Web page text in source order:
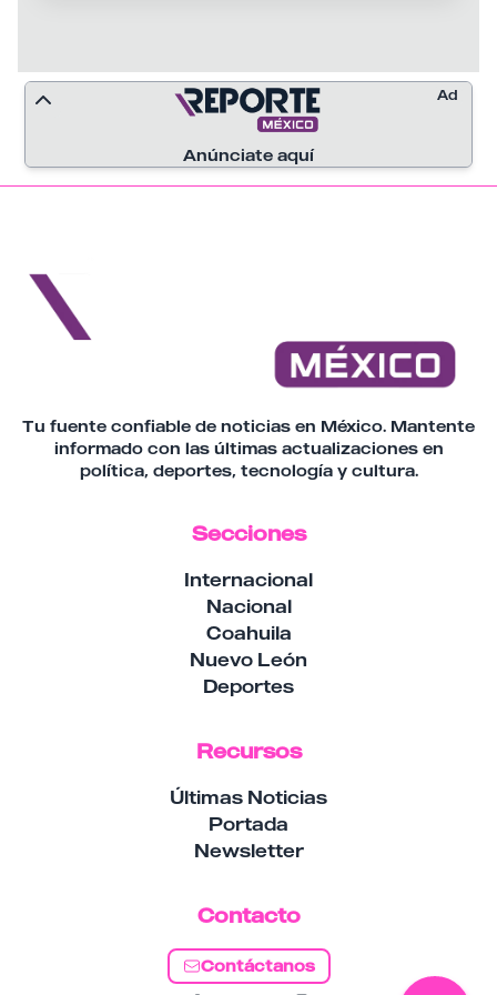
sus registros.
Anúnciate aquí
Ad
Tu fuente confiable de noticias en México. Mantente
informado con las últimas actualizaciones en
política, deportes, tecnología y cultura.
Secciones
Internacional
Nacional
Coahuila
Nuevo León
Deportes
Recursos
Últimas Noticias
Portada
Newsletter
Contacto
Contáctanos